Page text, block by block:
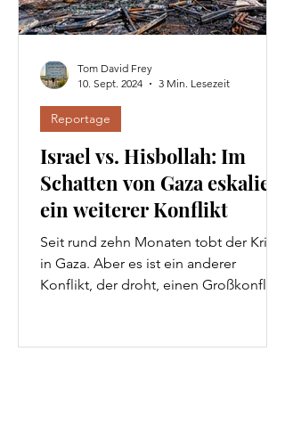
Israel vs. Hisbollah: Im
Schatten von Gaza eskaliert
ein weiterer Konflikt
Seit rund zehn Monaten tobt der Krieg
in Gaza. Aber es ist ein anderer
Konflikt, der droht, einen Großkonflikt
Reportage
Tom David Frey
10. Sept. 2024
3 Min. Lesezeit